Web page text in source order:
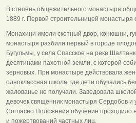
В степень общежительного монастыря
1889 г. Первой строительницей монастыря
Монахини имели скотный двор, конюшни,
монастыря разбили первый в городе
Бугульмы, у села Спасское на реке
десятинами пахотной земли, с которой
зерновых. При монастыре действовала
одноклассная школа, где дети обучались
жалованье не получали. Заведовала
девочек священник монастыря Сердобов и
Согласно Положения обучение проходило
и пожертвований частных лиц.